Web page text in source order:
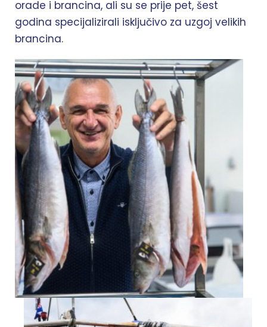
orade i brancina, ali su se prije pet, šest
godina specijalizirali isključivo za uzgoj velikih
brancina.